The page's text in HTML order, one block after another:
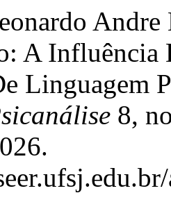
A Influência
Linguagem
8,